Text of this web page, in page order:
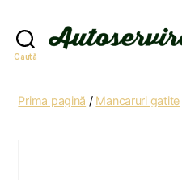
Caută
Prima pagină / Mancaruri gatite